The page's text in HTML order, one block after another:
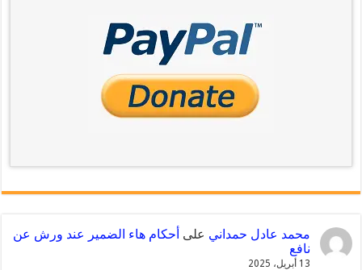
محمد عادل حمدانيعلى أحكام هاء الضمير عند ورش عن
نافع
13 أبريل، 2025